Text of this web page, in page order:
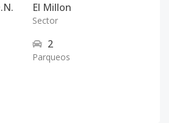
El Millon
Sector
2
Parqueos